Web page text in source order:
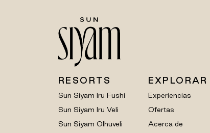
RESORTS
Sun Siyam Iru Fushi
Sun Siyam Iru Veli
Sun Siyam Olhuveli
EXPLORAR
Experiencias
Ofertas
Acerca de